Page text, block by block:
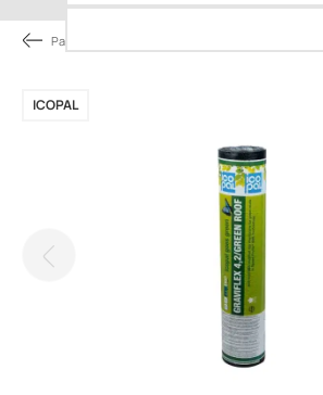
Papy dachowe
ICOPAL